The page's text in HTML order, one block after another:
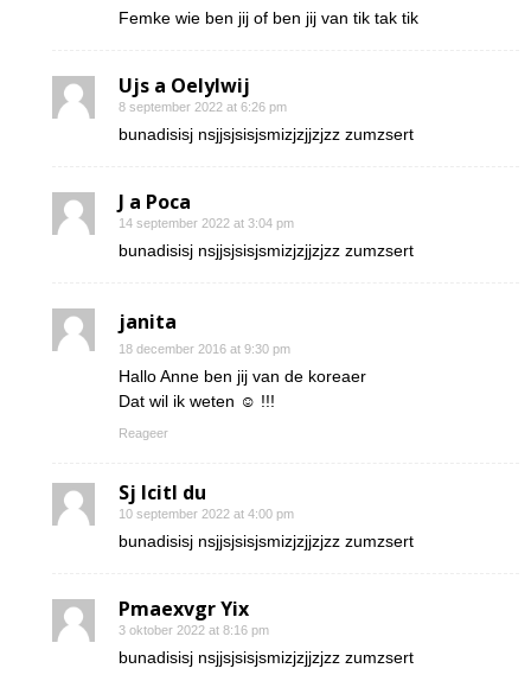
Femke wie ben jij of ben jij van tik tak tik
Ujs a Oelylwij
8 september 2022 at 6:26 pm
bunadisisj nsjjsjsisjsmizjzjjzjzz zumzsert
J a Poca
14 september 2022 at 3:04 pm
bunadisisj nsjjsjsisjsmizjzjjzjzz zumzsert
janita
18 december 2016 at 9:30 pm
Hallo Anne ben jij van de koreaer
Dat wil ik weten ☺ !!!
Reageer
Sj Icitl du
10 september 2022 at 4:00 pm
bunadisisj nsjjsjsisjsmizjzjjzjzz zumzsert
Pmaexvgr Yix
3 oktober 2022 at 8:16 pm
bunadisisj nsjjsjsisjsmizjzjjzjzz zumzsert